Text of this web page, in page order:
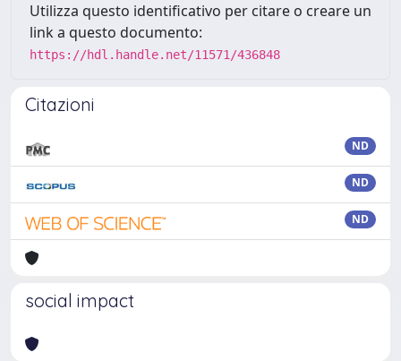
Utilizza questo identificativo per citare o creare un
link a questo documento:
https://hdl.handle.net/11571/436848
Citazioni
ND
ND
ND
social impact